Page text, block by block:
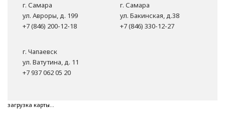
г. Самара
ул. Авроры, д. 199
+7 (846) 200-12-18
г. Самара
ул. Бакинская, д.38
+7 (846) 330-12-27
г. Чапаевск
ул. Ватутина, д. 11
+7 937 062 05 20
загрузка карты...